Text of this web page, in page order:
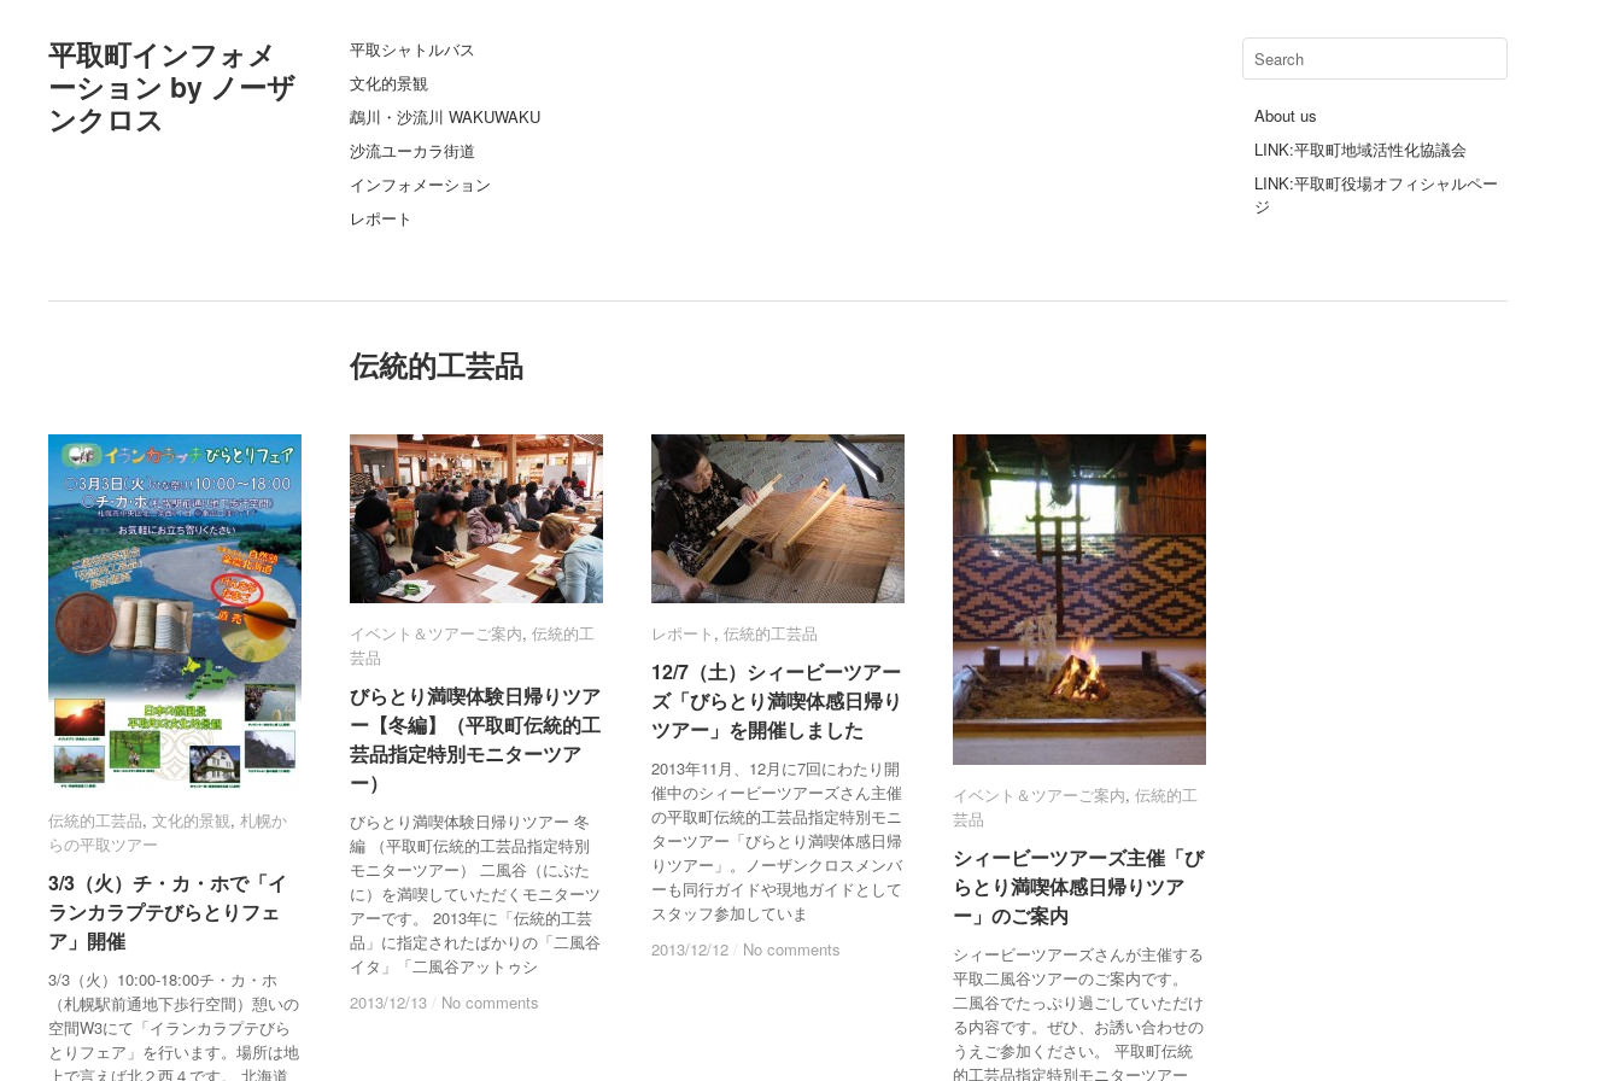
平取町インフォメ
ーション by ノーザ
ンクロス
平取シャトルバス
文化的景観
鵡川・沙流川 WAKUWAKU
沙流ユーカラ街道
インフォメーション
レポート
About us
LINK:平取町地域活性化協議会
LINK:平取町役場オフィシャルペー
ジ
伝統的工芸品
伝統的工芸品, 文化的景観, 札幌か
らの平取ツアー
3/3（火）チ・カ・ホで「イ
ランカラプテびらとりフェ
ア」開催
3/3（火）10:00-18:00チ・カ・ホ
（札幌駅前通地下歩行空間）憩いの
空間W3にて「イランカラプテびら
とりフェア」を行います。場所は地
上で言えば北２西４です。 北海道
伝統的工芸品 文化的景観 札幌か
らの平取ツアー
3/3（火）チ・カ・ホで「イ
ランカラプテびらとりフェ
ア」開催
イベント＆ツアーご案内, 伝統的工
芸品
びらとり満喫体験日帰りツア
ー【冬編】（平取町伝統的工
芸品指定特別モニターツア
ー）
びらとり満喫体験日帰りツアー 冬
編 （平取町伝統的工芸品指定特別
モニターツアー） 二風谷（にぶた
に）を満喫していただくモニターツ
アーです。 2013年に「伝統的工芸
品」に指定されたばかりの「二風谷
イタ」「二風谷アットゥシ
2013/12/13 / No comments
イベント＆ツアーご案内 伝統的工
芸品
びらとり満喫体験日帰りツア
ー【冬編】（平取町伝統的工
芸品指定特別モニターツア
ー）
2013/12/13 / No comments
レポート , 伝統的工芸品
12/7（土）シィービーツアー
ズ「びらとり満喫体感日帰り
ツアー」を開催しました
2013年11月、12月に7回にわたり開
催中のシィービーツアーズさん主催
の平取町伝統的工芸品指定特別モニ
ターツアー「びらとり満喫体感日帰
りツアー」。ノーザンクロスメンバ
ーも同行ガイドや現地ガイドとして
スタッフ参加していま
2013/12/12 / No comments
レポート 伝統的工芸品
12/7（土）シィービーツアー
ズ「びらとり満喫体感日帰り
ツアー」を開催しました
2013/12/12 / No comments
イベント＆ツアーご案内, 伝統的工
芸品
シィービーツアーズ主催「び
らとり満喫体感日帰りツア
ー」のご案内
シィービーツアーズさんが主催する
平取二風谷ツアーのご案内です。
二風谷でたっぷり過ごしていただけ
る内容です。ぜひ、お誘い合わせの
うえご参加ください。 平取町伝統
的工芸品指定特別モニターツアー
イベント＆ツアーご案内 伝統的工
芸品
シィービーツアーズ主催「び
らとり満喫体感日帰りツア
ー」のご案内